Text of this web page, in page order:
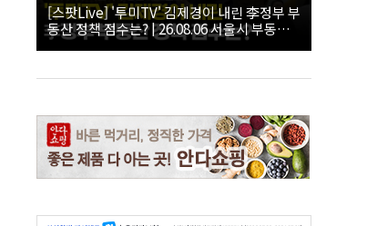
[스팟Live] '투미TV' 김제경이 내린 李정부 부
동산 정책 점수는? | 26.08.06 서울시 부동산
대토론회